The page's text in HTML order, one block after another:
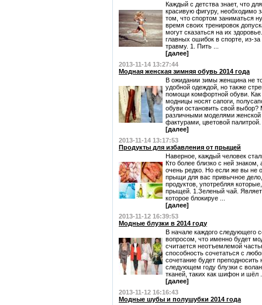
Каждый с детства знает, что
красивую фигуру, необходимо
том, что спортом заниматься
время своих тренировок
могут сказаться на их
главных ошибок в спорте, из-
травму. 1. Пить ...
[далее]
2013-11-14 13:27:44
Модная женская зимняя обувь 2014 года
В ожидании зимы женщина не
удобной одеждой, но также
помощи комфортной обуви.
модницы носят сапоги,
обуви остановить свой выбор?
различными моделями
фактурами, цветовой
[далее]
2013-11-14 13:17:53
Продукты для избавления от прыщей
Наверное, каждый человек
Кто более близко с ней
очень редко. Но если же вы не
прыщи для вас привычное
продуктов, употребляя
прыщей. 1.Зеленый чай.
которое блокируе ...
[далее]
2013-11-12 16:39:53
Модные блузки в 2014 году
В начале каждого следующего
вопросом, что именно будет
считается неотъемлемой
способность сочетаться с
сочетание будет
следующем году блузки с
тканей, таких как шифон и шёл
[далее]
2013-11-12 16:16:43
Модные шубы и полушубки 2014 года